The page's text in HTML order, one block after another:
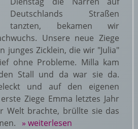
Deutschlands Straßen
tanzten, bekamen wir
Unsere neue Ziege
junges Zicklein, die wir "Julia"
ohne Probleme. Milla kam
Stall und da war sie da.
und auf den eigenen
Ziege Emma letztes Jahr
Welt brachte, brüllte sie das
» weiterlesen